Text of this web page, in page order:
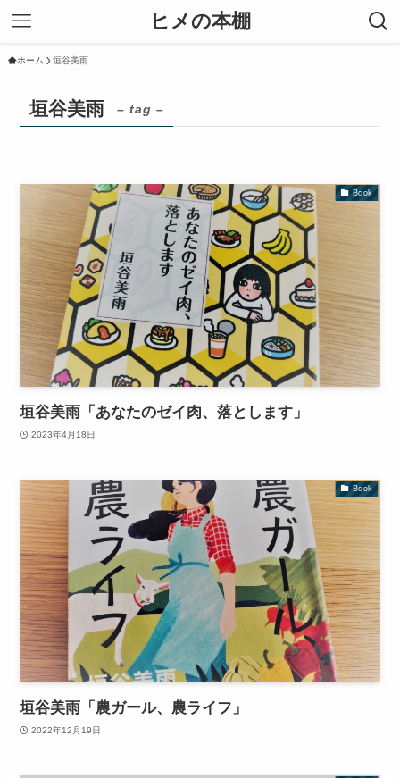
ヒメの本棚
ホーム 垣谷美雨
垣谷美雨 – tag –
Book
垣谷美雨「あなたのゼイ肉、落とします」
2023年4月18日
Book
垣谷美雨「農ガール、農ライフ」
2022年12月19日